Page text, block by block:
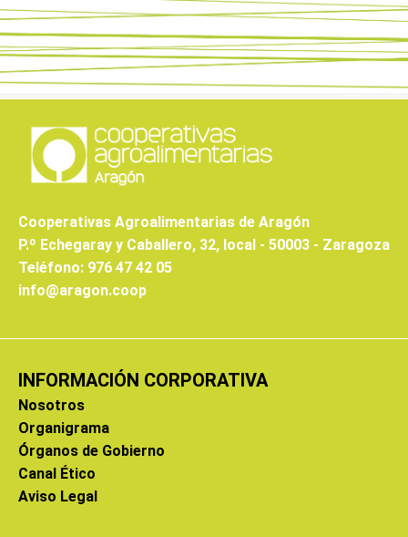
Cooperativas Agroalimentarias de Aragón
P.º Echegaray y Caballero, 32, local - 50003 - Zaragoza
Teléfono: 976 47 42 05
info@aragon.coop
INFORMACIÓN CORPORATIVA
Nosotros
Organigrama
Órganos de Gobierno
Canal Ético
Aviso Legal